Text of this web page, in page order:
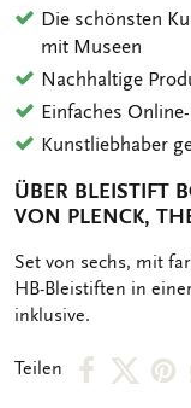
Die schönsten
mit Museen
Nachhaltige
Einfaches
Kunstliebhaber
ÜBER BLEISTIFT
VON PLENCK,
OMSCHRIJVING
Set von sechs, mit
HB-Bleistiften in
inklusive.
Teilen
Per Per